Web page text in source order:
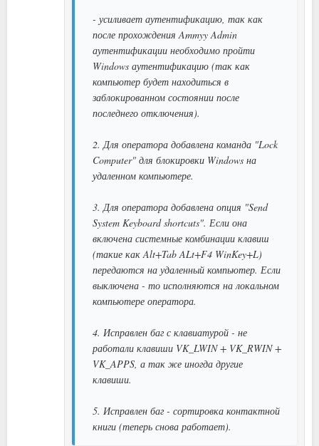
- усиливает аутентификацию, так как
после прохождения Ammyy Admin
аутентификации необходимо пройти
Windows аутентификацию (так как
компьютер будет находиться в
заблокированном состоянии после
последнего отключения).
2. Для оператора добавлена команда "Lock
Computer" для блокировки Windows на
удаленном компьютере.
3. Для оператора добавлена опция "Send
System Keyboard shortcuts". Если она
включена системные комбинации клавиш
(такие как Alt+Tab ALt+F4 WinKey+L)
передаются на удаленный компьютер. Если
выключена - то исполняются на локальном
компьютере оператора.
4. Исправлен баг с клавиатурой - не
работали клавиши VK_LWIN + VK_RWIN +
VK_APPS, а так же иногда другие
клавиши.
5. Исправлен баг - сортировка контактной
книги (теперь снова работает).